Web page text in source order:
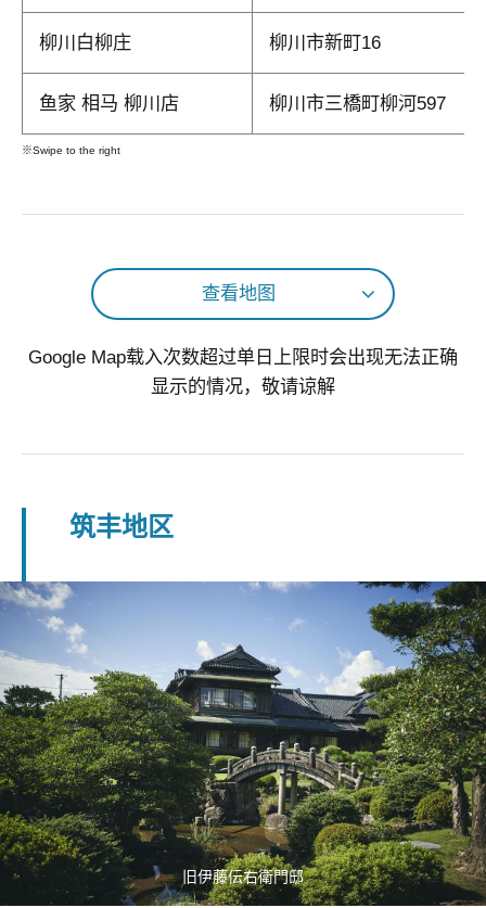
柳川白柳庄 柳川市新町16
鱼家 相马 柳川店 柳川市三橋町柳河597
※Swipe to the right
查看地图
Google Map载入次数超过单日上限时会出现无法正确
显示的情况，敬请谅解
筑丰地区
旧伊藤伝右衛門邸